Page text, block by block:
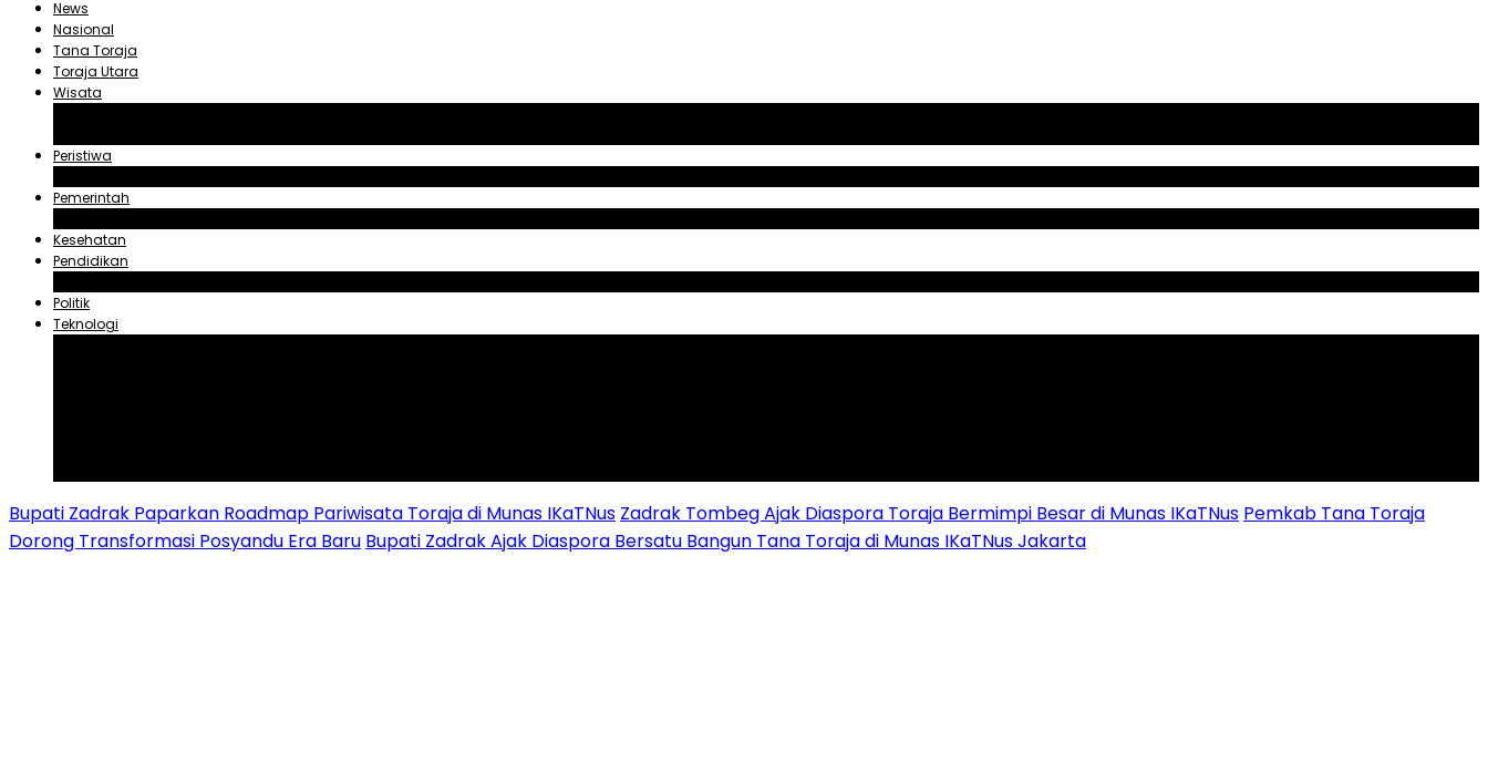
News
Nasional
Tana Toraja
Toraja Utara
Wisata
Peristiwa
Pemerintah
Kesehatan
Pendidikan
Politik
Teknologi
Bupati Zadrak Paparkan Roadmap Pariwisata Toraja di Munas IKaTNus Zadrak Tombeg Ajak Diaspora Toraja Bermimpi Besar di Munas IKaTNus Pemkab Tana Toraja
Dorong Transformasi Posyandu Era Baru Bupati Zadrak Ajak Diaspora Bersatu Bangun Tana Toraja di Munas IKaTNus Jakarta